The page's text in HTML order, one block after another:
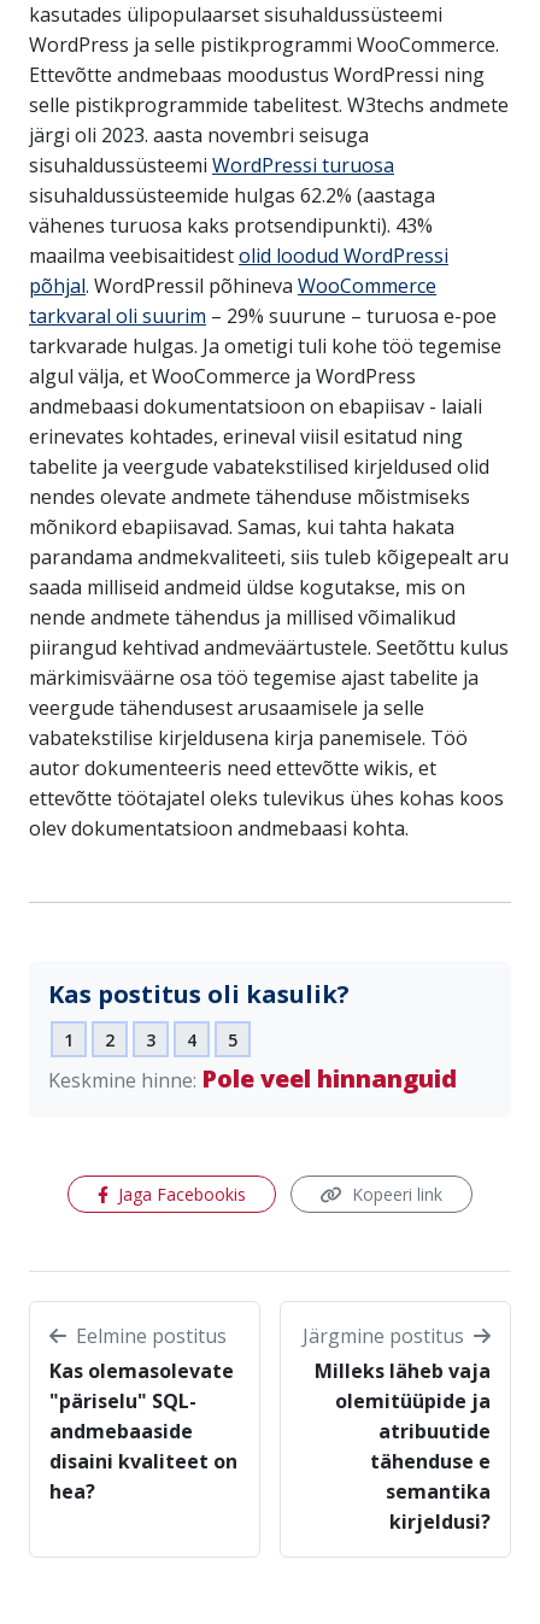
kasutades ülipopulaarset sisuhaldussüsteemi
WordPress ja selle pistikprogrammi WooCommerce.
Ettevõtte andmebaas moodustus WordPressi ning
selle pistikprogrammide tabelitest. W3techs andmete
järgi oli 2023. aasta novembri seisuga
sisuhaldussüsteemi WordPressi turuosa
sisuhaldussüsteemide hulgas 62.2% (aastaga
vähenes turuosa kaks protsendipunkti). 43%
maailma veebisaitidestolid loodud WordPressi
põhjal. WordPressil põhineva WooCommerce
tarkvaral oli suurim – 29% suurune – turuosa e-poe
tarkvarade hulgas. Ja ometigi tuli kohe töö tegemise
algul välja, et WooCommerce ja WordPress
andmebaasi dokumentatsioon on ebapiisav - laiali
erinevates kohtades, erineval viisil esitatud ning
tabelite ja veergude vabatekstilised kirjeldused olid
nendes olevate andmete tähenduse mõistmiseks
mõnikord ebapiisavad. Samas, kui tahta hakata
parandama andmekvaliteeti, siis tuleb kõigepealt aru
saada milliseid andmeid üldse kogutakse, mis on
nende andmete tähendus ja millised võimalikud
piirangud kehtivad andmeväärtustele. Seetõttu kulus
märkimisväärne osa töö tegemise ajast tabelite ja
veergude tähendusest arusaamisele ja selle
vabatekstilise kirjeldusena kirja panemisele. Töö
autor dokumenteeris need ettevõtte wikis, et
ettevõtte töötajatel oleks tulevikus ühes kohas koos
olev dokumentatsioon andmebaasi kohta.
Kas postitus oli kasulik?
1 2 3 4 5
Keskmine hinne: Pole veel hinnanguid
Jaga Facebookis (avaneb uues aknas)
Kopeeri link
Eelmine postitus
Kas olemasolevate
"päriselu" SQL-
andmebaaside
disaini kvaliteet on
hea?
Järgmine postitus
Milleks läheb vaja
olemitüüpide ja
atribuutide
tähenduse e
semantika
kirjeldusi?